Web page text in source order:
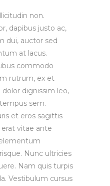
non.
dapibus justo ac,
dui, auctor sed
at lacus.
commodo
rutrum, ex et
dignissim leo,
sem.
et eros sagittis
vitae ante
Nunc ultricies
Nam quis turpis
Vestibulum cursus